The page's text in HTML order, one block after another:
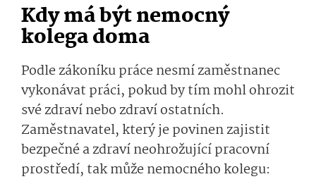
Kdy má být nemocný
kolega doma
Podle zákoníku práce nesmí zaměstnanec
vykonávat práci, pokud by tím mohl ohrozit
své zdraví nebo zdraví ostatních.
Zaměstnavatel, který je povinen zajistit
bezpečné a zdraví neohrožující pracovní
prostředí, tak může nemocného kolegu: